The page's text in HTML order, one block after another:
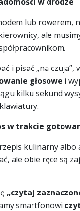
lub rowerem,
ale
i pisać „na czuja”,
głosowe i
kilku sekund
w trakcie
kulinarny albo
ale obie ręce są
„czytaj
smartfonowi